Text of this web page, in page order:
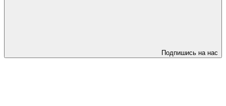
Подпишись на нас